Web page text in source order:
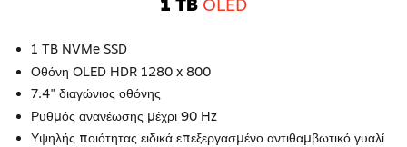
1 TB NVMe SSD
Οθόνη OLED HDR 1280 x 800
7.4" διαγώνιος οθόνης
Ρυθμός ανανέωσης μέχρι 90 Hz
Υψηλής ποιότητας ειδικά επεξεργασμένο αντιθαμβωτικό γυαλί